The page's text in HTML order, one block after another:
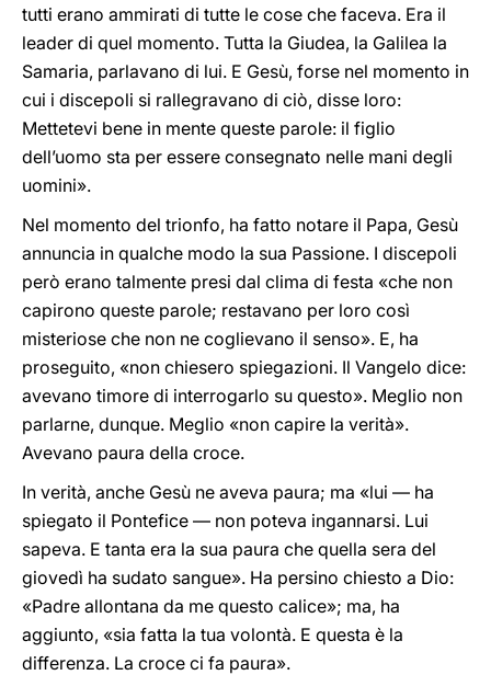
tutti erano ammirati di tutte le cose che faceva. Era il
leader di quel momento. Tutta la Giudea, la Galilea la
Samaria, parlavano di lui. E Gesù, forse nel momento in
cui i discepoli si rallegravano di ciò, disse loro:
Mettetevi bene in mente queste parole: il figlio
dell’uomo sta per essere consegnato nelle mani degli
uomini».
Nel momento del trionfo, ha fatto notare il Papa, Gesù
annuncia in qualche modo la sua Passione. I discepoli
però erano talmente presi dal clima di festa «che non
capirono queste parole; restavano per loro così
misteriose che non ne coglievano il senso». E, ha
proseguito, «non chiesero spiegazioni. Il Vangelo dice:
avevano timore di interrogarlo su questo». Meglio non
parlarne, dunque. Meglio «non capire la verità».
Avevano paura della croce.
In verità, anche Gesù ne aveva paura; ma «lui — ha
spiegato il Pontefice — non poteva ingannarsi. Lui
sapeva. E tanta era la sua paura che quella sera del
giovedì ha sudato sangue». Ha persino chiesto a Dio:
«Padre allontana da me questo calice»; ma, ha
aggiunto, «sia fatta la tua volontà. E questa è la
differenza. La croce ci fa paura».